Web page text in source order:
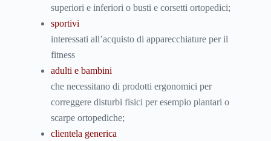
superiori e inferiori o busti e corsetti ortopedici;
sportivi
interessati all’acquisto di apparecchiature per il
fitness
adulti e bambini
che necessitano di prodotti ergonomici per
correggere disturbi fisici per esempio plantari o
scarpe ortopediche;
clientela generica